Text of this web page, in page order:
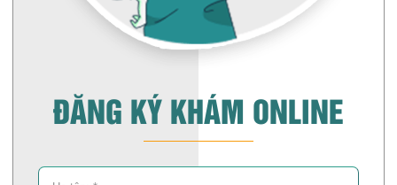
ĐĂNG KÝ KHÁM ONLINE